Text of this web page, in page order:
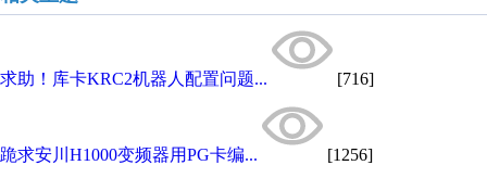
求助！库卡KRC2机器人配置问题... [716]
跪求安川H1000变频器用PG卡编... [1256]